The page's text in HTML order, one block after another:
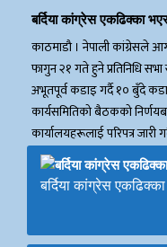
बर्दिया कांग्रेस एकढिक्का भएर
काठमाडाै । नेपाली कांग्रेसले
फागुन २१ गते हुने प्रतिनिधि सभा
अभूतपूर्व कडाइ गर्दै १० बुँदे
कार्यसमितिको बैठकको
कार्यालयहरूलाई परिपत्र जारी
बर्दिया कांग्रेस एकढिक्का